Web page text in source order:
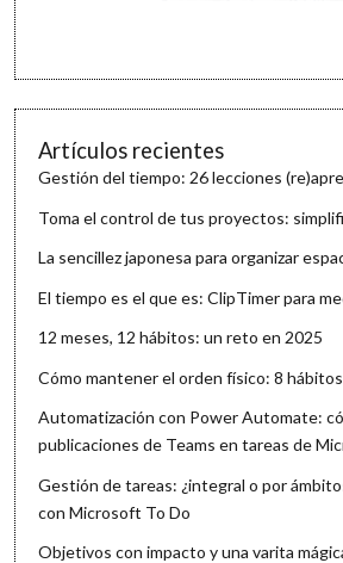
Artículos recientes
Gestión del tiempo: 26 lecciones
Toma el control de tus proyectos:
La sencillez japonesa para organizar
El tiempo es el que es: ClipTimer para
12 meses, 12 hábitos: un reto en 2025
Cómo mantener el orden físico: 8
Automatización con Power Automate:
publicaciones de Teams en tareas de
Gestión de tareas: ¿integral o por
con Microsoft To Do
Objetivos con impacto y una varita